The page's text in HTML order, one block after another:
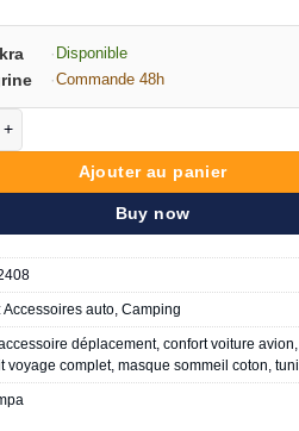
· Disponible
·Commande 48h
Ajouter au panier
Buy now
Accessoires auto ,Camping
déplacement,confort voiture avion
voyage complet,masque sommeil coton ,